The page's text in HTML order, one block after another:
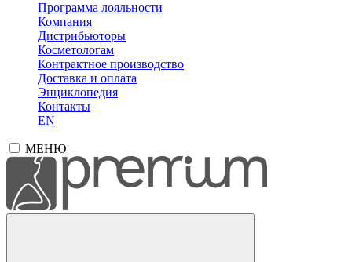
Программа лояльности
Компания
Дистрибьюторы
Косметологам
Контрактное производство
Доставка и оплата
Энциклопедия
Контакты
EN
МЕНЮ